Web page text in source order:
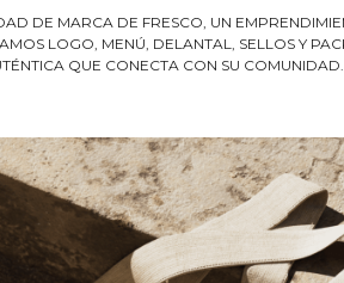
DE MARCA DE FRESCO, UN
LOGO, MENÚ, DELANTAL, SELLOS Y
QUE CONECTA CON SU COMUNIDAD.